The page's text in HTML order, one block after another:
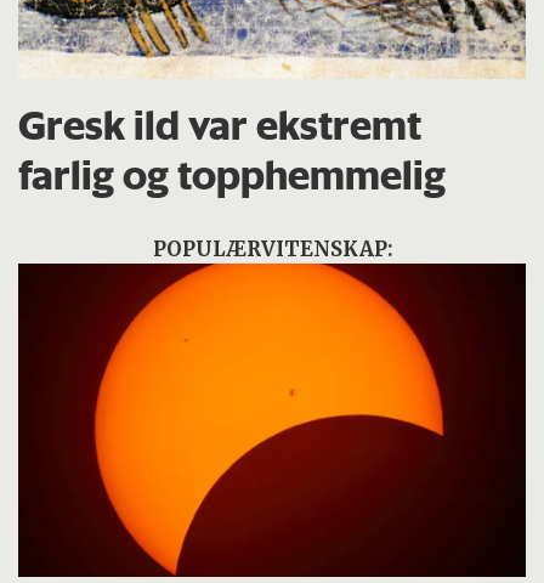
Gresk ild var ekstremt
farlig og topphemmelig
POPULÆRVITENSKAP: